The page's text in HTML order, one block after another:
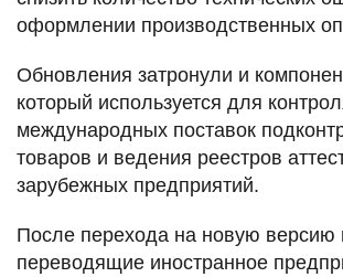
оформлении производственных
Обновления затронули и
который используется для
международных поставок
товаров и ведения реестров
зарубежных предприятий.
После перехода на новую версию
переводящие иностранное